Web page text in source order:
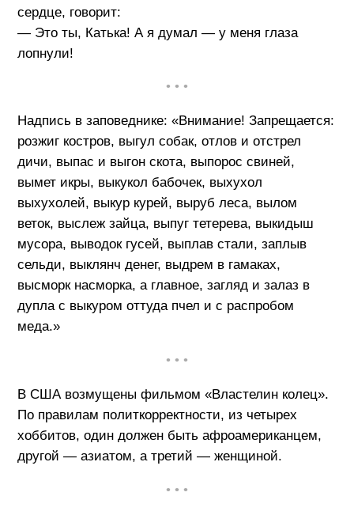
сердце, говорит:
— Это ты, Катька! А я думал — у меня глаза
лопнули!
• • •
Надпись в заповеднике: «Внимание! Запрещается:
розжиг костров, выгул собак, отлов и отстрел
дичи, выпас и выгон скота, выпорос свиней,
вымет икры, выкукол бабочек, выхухол
выхухолей, выкур курей, выруб леса, вылом
веток, выслеж зайца, выпуг тетерева, выкидыш
мусора, выводок гусей, выплав стали, заплыв
сельди, выклянч денег, выдрем в гамаках,
высморк насморка, а главное, загляд и залаз в
дупла с выкуром оттуда пчел и с распробом
меда.»
• • •
В США возмущены фильмом «Властелин колец».
По правилам политкорректности, из четырех
хоббитов, один должен быть афроамериканцем,
другой — азиатом, а третий — женщиной.
• • •